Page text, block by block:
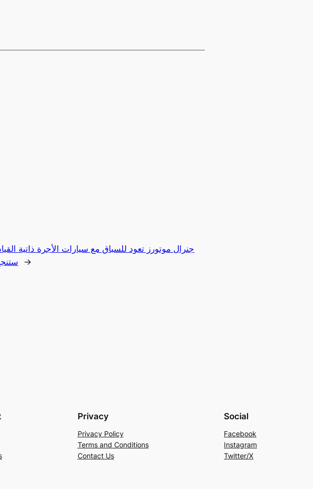
جنرال موتورز تعود للسباق مع سيارات الأجرة ذاتية
→
Privacy
Privacy Policy
Terms and Conditions
Contact Us
Social
Facebook
Instagram
Twitter/X